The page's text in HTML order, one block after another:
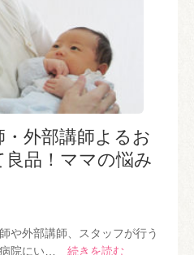
外部講師よるお
良品！ママの悩み
や外部講師、スタッフが行う
病院にい… 続きを読む